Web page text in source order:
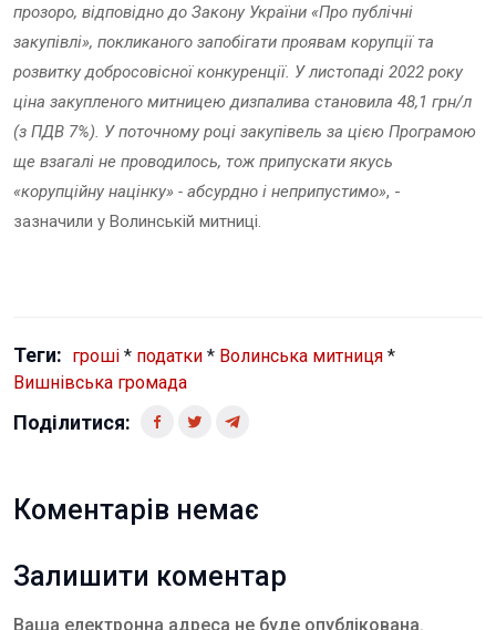
прозоро, відповідно до Закону України «Про публічні
закупівлі», покликаного запобігати проявам корупції та
розвитку добросовісної конкуренції. У листопаді 2022 року
ціна закупленого митницею дизпалива становила 48,1 грн/л
(з ПДВ 7%). У поточному році закупівель за цією Програмою
ще взагалі не проводилось, тож припускати якусь
«корупційну націнку» - абсурдно і неприпустимо», -
зазначили у Волинській митниці.
Теги: гроші * податки * Волинська митниця *
Вишнівська громада
Поділитися:
Коментарів немає
Залишити коментар
Ваша електронна адреса не буде опублікована.